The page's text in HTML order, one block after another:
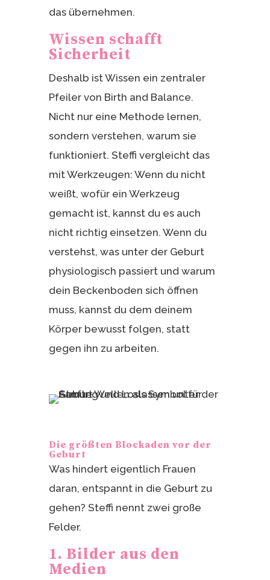
das übernehmen.
Wissen schafft
Sicherheit
Deshalb ist Wissen ein zentraler
Pfeiler von Birth and Balance.
Nicht nur eine Methode lernen,
sondern verstehen, warum sie
funktioniert. Steffi vergleicht das
mit Werkzeugen: Wenn du nicht
weißt, wofür ein Werkzeug
gemacht ist, kannst du es auch
nicht richtig einsetzen. Wenn du
verstehst, was unter der Geburt
physiologisch passiert und warum
dein Beckenboden sich öffnen
muss, kannst du dem deinem
Körper bewusst folgen, statt
gegen ihn zu arbeiten.
Die größten Blockaden vor der
Geburt
Was hindert eigentlich Frauen
daran, entspannt in die Geburt zu
gehen? Steffi nennt zwei große
Felder.
1. Bilder aus den
Medien